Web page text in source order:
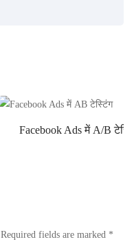
Facebook Ads में A/B
Required fields are marked *